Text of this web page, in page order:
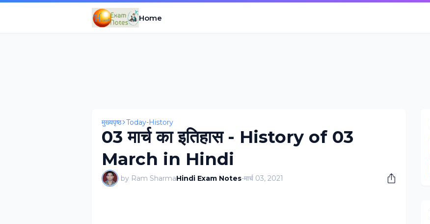
Home
मुख्यपृष्ठ Today-History
03 मार्च का इतिहास - History of 03
March in Hindi
by Ram SharmaHindi Exam Notes-मार्च 03, 2021